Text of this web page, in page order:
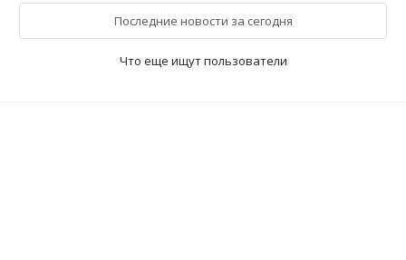
Последние новости за сегодня
Что еще ищут пользователи